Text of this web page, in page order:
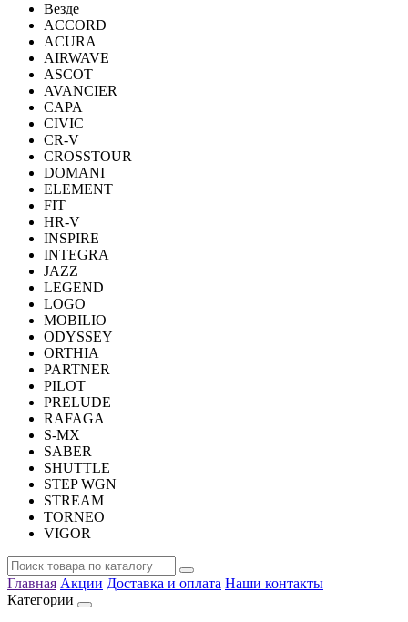
Везде
ACCORD
ACURA
AIRWAVE
ASCOT
AVANCIER
CAPA
CIVIC
CR-V
CROSSTOUR
DOMANI
ELEMENT
FIT
HR-V
INSPIRE
INTEGRA
JAZZ
LEGEND
LOGO
MOBILIO
ODYSSEY
ORTHIA
PARTNER
PILOT
PRELUDE
RAFAGA
S-MX
SABER
SHUTTLE
STEP WGN
STREAM
TORNEO
VIGOR
Главная Акции Доставка и оплата Наши контакты
Категории